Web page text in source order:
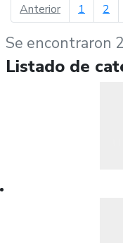
Anteriorpágina
1 2
Se encontraron
Listado de